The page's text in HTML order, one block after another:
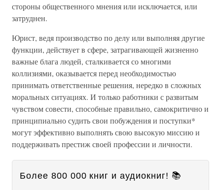
стороны общественного мнения или исключается, или
затруднен.
Юрист, ведя производство по делу или выполняя другие
функции, действует в сфере, затрагивающей жизненно
важные блага людей, сталкивается со многими
коллизиями, оказывается перед необходимостью
принимать ответственные решения, нередко в сложных
моральных ситуациях. И только работники с развитым
чувством совести, способные правильно, самокритично и
принципиально судить свои побуждения и поступки*
могут эффективно выполнять свою высокую миссию и
поддерживать престиж своей профессии и личности.
Более 800 000 книг и аудиокниг! 📚